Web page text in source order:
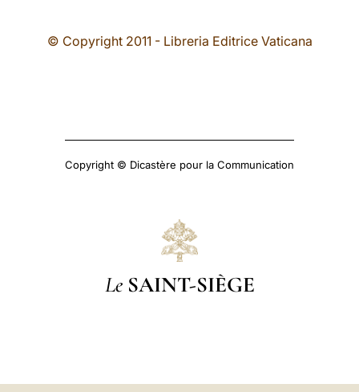
© Copyright 2011 - Libreria Editrice Vaticana
Copyright © Dicastère pour la Communication
Le SAINT-SIÈGE